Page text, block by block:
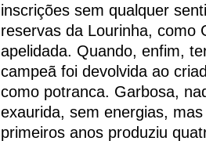
inscrições sem qualquer
reservas da Lourinha, como
apelidada. Quando, enfim,
campeã foi devolvida ao
como potranca. Garbosa,
exaurida, sem energias,
primeiros anos produziu